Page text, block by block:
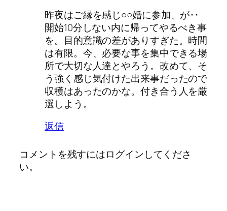
昨夜はご縁を感じ○○婚に参加、が‥
開始10分しない内に帰ってやるべき事
を。目的意識の差がありすぎた。時間
は有限。今、必要な事を集中できる場
所で大切な人達とやろう。改めて、そ
う強く感じ気付けた出来事だったので
収穫はあったのかな。付き合う人を厳
選しよう。
返信
コメントを残すにはログインしてくださ
い。